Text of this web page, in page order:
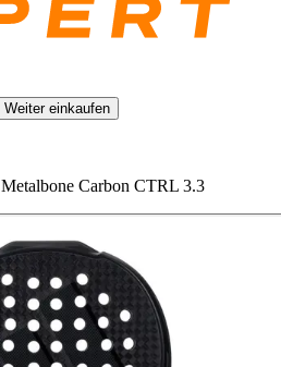
Weiter einkaufen
Carbon CTRL 3.3